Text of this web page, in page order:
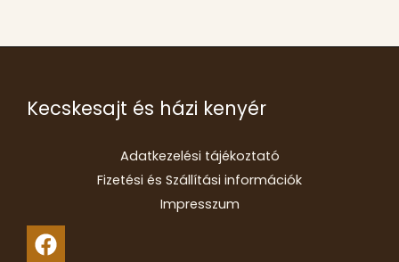
Kecskesajt és házi kenyér
Adatkezelési tájékoztató
Fizetési és Szállítási információk
Impresszum